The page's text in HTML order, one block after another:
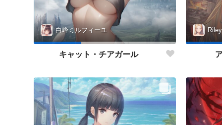
白峰ミルフィーユ
キャット・チアガール